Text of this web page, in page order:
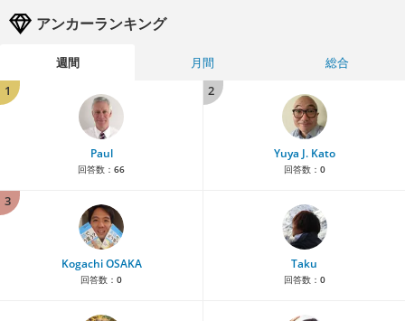
アンカーランキング
週間 月間
総合
1
Paul
回答数： 66
2
Yuya J. Kato
回答数： 0
3
Kogachi OSAKA
回答数： 0
Taku
回答数： 0